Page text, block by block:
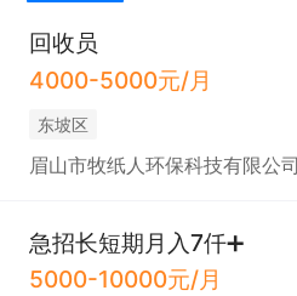
回收员
4000-5000元/月
东坡区
眉山市牧纸人环保科技有限公司
急招长短期月入7仟➕
5000-10000元/月